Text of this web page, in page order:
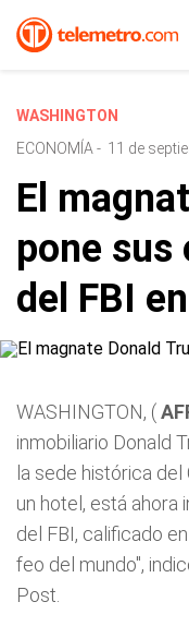
WASHINGTON
ECONOMÍA - 11 de
El
pone sus
del FBI
WASHINGTON, (
inmobiliario Donald
la sede histórica
un hotel, está ahora
del FBI, calificado
feo del mundo",
Post.